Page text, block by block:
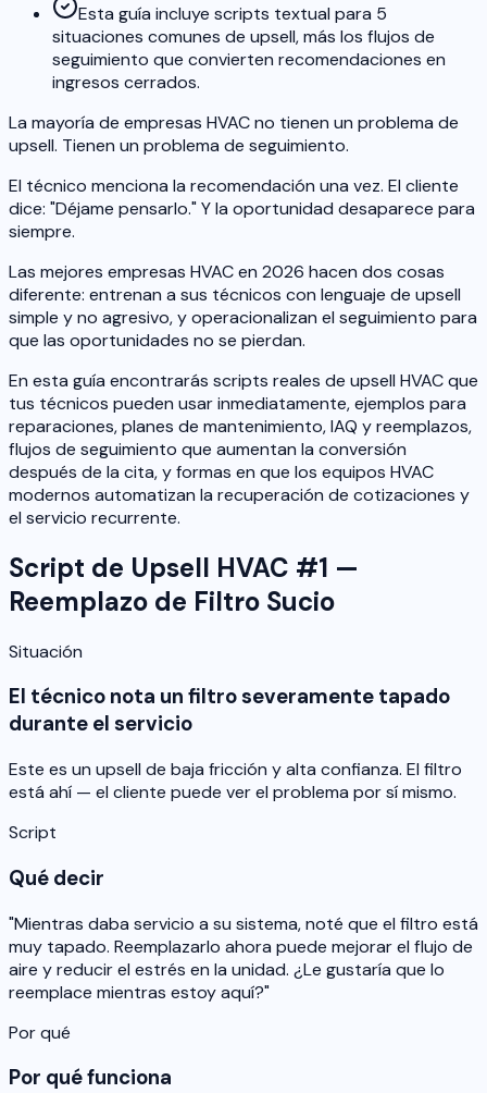
Esta guía incluye scripts textual para 5
situaciones comunes de upsell, más los flujos de
seguimiento que convierten recomendaciones en
ingresos cerrados.
La mayoría de empresas HVAC no tienen un problema de
upsell. Tienen un problema de seguimiento.
El técnico menciona la recomendación una vez. El cliente
dice: "Déjame pensarlo." Y la oportunidad desaparece para
siempre.
Las mejores empresas HVAC en 2026 hacen dos cosas
diferente: entrenan a sus técnicos con lenguaje de upsell
simple y no agresivo, y operacionalizan el seguimiento para
que las oportunidades no se pierdan.
En esta guía encontrarás scripts reales de upsell HVAC que
tus técnicos pueden usar inmediatamente, ejemplos para
reparaciones, planes de mantenimiento, IAQ y reemplazos,
flujos de seguimiento que aumentan la conversión
después de la cita, y formas en que los equipos HVAC
modernos automatizan la recuperación de cotizaciones y
el servicio recurrente.
Script de Upsell HVAC #1 —
Reemplazo de Filtro Sucio
Situación
El técnico nota un filtro severamente tapado
durante el servicio
Este es un upsell de baja fricción y alta confianza. El filtro
está ahí — el cliente puede ver el problema por sí mismo.
Script
Qué decir
"Mientras daba servicio a su sistema, noté que el filtro está
muy tapado. Reemplazarlo ahora puede mejorar el flujo de
aire y reducir el estrés en la unidad. ¿Le gustaría que lo
reemplace mientras estoy aquí?"
Por qué
Por qué funciona